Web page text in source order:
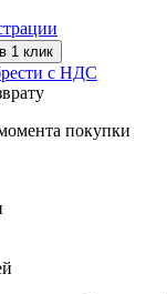
1 клик
с НДС
покупки